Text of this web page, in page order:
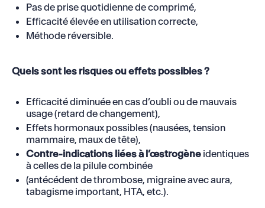
Pas de prise quotidienne de comprimé,
Efficacité élevée en utilisation correcte,
Méthode réversible.
Quels sont les risques ou effets possibles ?
Efficacité diminuée en cas d’oubli ou de mauvais
usage (retard de changement),
Effets hormonaux possibles (nausées, tension
mammaire, maux de tête),
Contre-indications liées à l’œstrogèneidentiques
à celles de la pilule combinée
(antécédent de thrombose, migraine avec aura,
tabagisme important, HTA, etc.).